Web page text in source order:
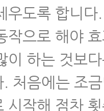
우도록 합니
작으로 해야
이 하는 것보
. 처음에는 조
시작해 점차